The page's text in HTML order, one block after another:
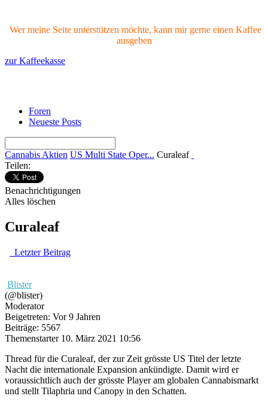
Wer meine Seite unterstützen möchte, kann mir gerne einen Kaffee
ausgeben
zur Kaffeekasse
Foren
Neueste Posts
Cannabis Aktien US Multi State Oper... Curaleaf
Teilen:
Benachrichtigungen
Alles löschen
Curaleaf
Letzter Beitrag
Blister
(@blister)
Moderator
Beigetreten: Vor 9 Jahren
Beiträge: 5567
Themenstarter 10. März 2021 10:56
Thread für die Curaleaf, der zur Zeit grösste US Titel der letzte
Nacht die internationale Expansion ankündigte. Damit wird er
voraussichtlich auch der grösste Player am globalen Cannabismarkt
und stellt Tilaphria und Canopy in den Schatten.